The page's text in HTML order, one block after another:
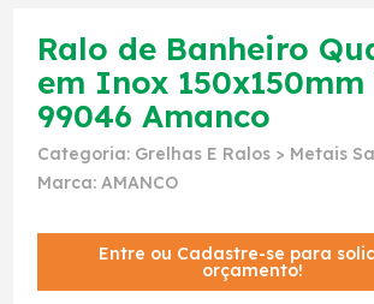
Ralo de Banheiro
em Inox
99046 Amanco
Categoria: Grelhas E Ralos > Metais
Marca: AMANCO
Entre ou Cadastre-se para
orçamento!